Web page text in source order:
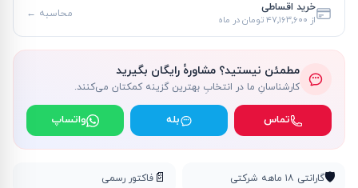
خرید اقساطی
از ۴۷٬۱۶۳٬۶۰۰ تومان در ماه محاسبه ←
مطمئن نیستید؟ مشاورهٔ رایگان بگیرید
کارشناسانِ ما در انتخابِ بهترین گزینه کمکتان می‌کنند.
تماس بله واتساپ
🛡️گارانتی ۱۸ ماهه شرکتی 📄 فاکتور رسمی